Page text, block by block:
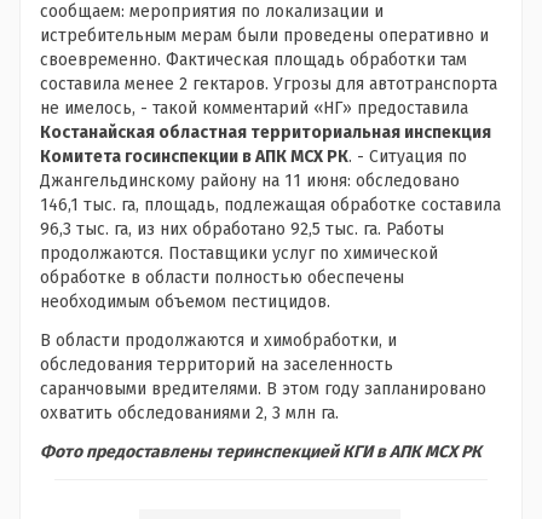
сообщаем: мероприятия по локализации и
истребительным мерам были проведены оперативно и
своевременно. Фактическая площадь обработки там
составила менее 2 гектаров. Угрозы для автотранспорта
не имелось, - такой комментарий «НГ» предоставила
Костанайская областная территориальная инспекция
Комитета госинспекции в АПК МСХ РК. - Ситуация по
Джангельдинскому району на 11 июня: обследовано
146,1 тыс. га, площадь, подлежащая обработке составила
96,3 тыс. га, из них обработано 92,5 тыс. га. Работы
продолжаются. Поставщики услуг по химической
обработке в области полностью обеспечены
необходимым объемом пестицидов.
В области продолжаются и химобработки, и
обследования территорий на заселенность
саранчовыми вредителями. В этом году запланировано
охватить обследованиями 2, 3 млн га.
Фото предоставлены теринспекцией КГИ в АПК МСХ РК